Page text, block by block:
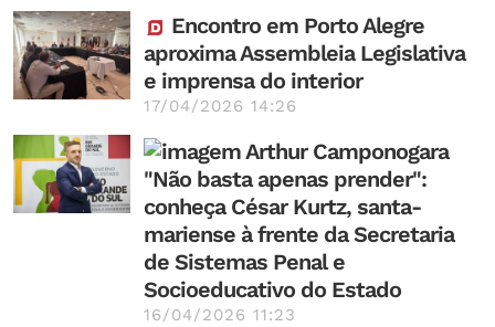
Encontro em Porto Alegre
aproxima Assembleia Legislativa
e imprensa do interior
17/04/2026 14:26
"Não basta apenas prender":
conheça César Kurtz, santa-
mariense à frente da Secretaria
de Sistemas Penal e
Socioeducativo do Estado
16/04/2026 11:23